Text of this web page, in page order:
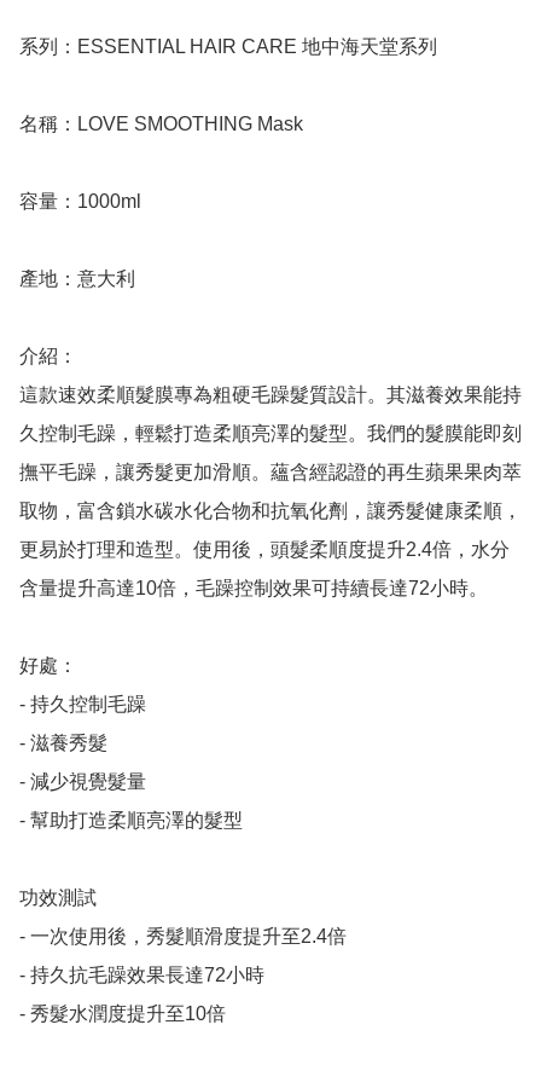
系列：ESSENTIAL HAIR CARE 地中海天堂系列
名稱：LOVE SMOOTHING Mask
容量：1000ml
產地：意大利
介紹：
這款速效柔順髮膜專為粗硬毛躁髮質設計。其滋養效果能持
久控制毛躁，輕鬆打造柔順亮澤的髮型。我們的髮膜能即刻
撫平毛躁，讓秀髮更加滑順。蘊含經認證的再生蘋果果肉萃
取物，富含鎖水碳水化合物和抗氧化劑，讓秀髮健康柔順，
更易於打理和造型。使用後，頭髮柔順度提升2.4倍，水分
含量提升高達10倍，毛躁控制效果可持續長達72小時。
好處：
- 持久控制毛躁
- 滋養秀髮
- 減少視覺髮量
- 幫助打造柔順亮澤的髮型
功效測試
- 一次使用後，秀髮順滑度提升至2.4倍
- 持久抗毛躁效果長達72小時
- 秀髮水潤度提升至10倍